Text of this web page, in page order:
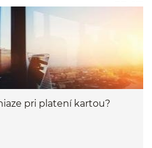
pri platení kartou?